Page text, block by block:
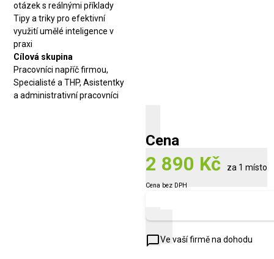
Cena
2 890 Kč za 1 místo
Cena bez DPH
chat_bubble_outlineVe vaší firmě na dohodu
otázek s reálnými příklady
Tipy a triky pro efektivní
využití umělé inteligence v
praxi
Cílová skupina
Pracovníci napříč firmou,
Specialisté a THP, Asistentky
a administrativní pracovníci